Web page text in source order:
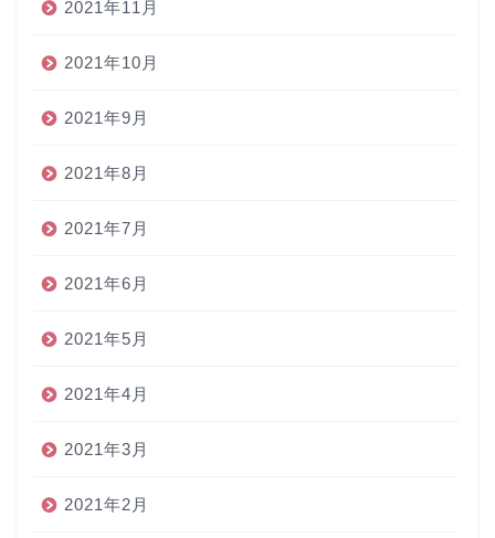
2021年11月
2021年10月
2021年9月
2021年8月
2021年7月
2021年6月
2021年5月
2021年4月
2021年3月
2021年2月